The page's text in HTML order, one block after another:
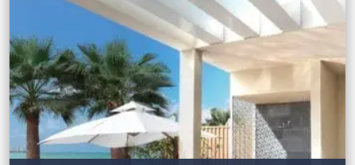
FREIZEITMÖGLICHKEITEN
Das Resort bietet erstklassige Einrichtungen wie
einen Pool, einen Fitnessraum, einen Yoga-
Pavillon, Kinder- und Jugendclubs und einen
Padel- Court. Da das Resort auf drei Seiten von
Wasser umgeben ist, sind die Möglichkeiten für
Meeresabenteuer grenzenlos, angefangen vom
ruhigen Kajakfahren inmitten der Mangroven bis
hin zu einer Fahrt mit einer Luxusyacht, um nach